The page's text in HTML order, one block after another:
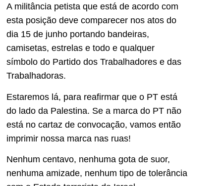
A militância petista que está de acordo com
esta posição deve comparecer nos atos do
dia 15 de junho portando bandeiras,
camisetas, estrelas e todo e qualquer
símbolo do Partido dos Trabalhadores e das
Trabalhadoras.
Estaremos lá, para reafirmar que o PT está
do lado da Palestina. Se a marca do PT não
está no cartaz de convocação, vamos então
imprimir nossa marca nas ruas!
Nenhum centavo, nenhuma gota de suor,
nenhuma amizade, nenhum tipo de tolerância